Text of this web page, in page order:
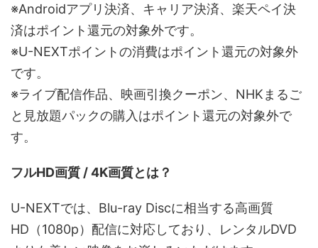
※Androidアプリ決済、キャリア決済、楽天ペイ決
済はポイント還元の対象外です。
※U-NEXTポイントの消費はポイント還元の対象外
です。
※ライブ配信作品、映画引換クーポン、NHKまるご
と見放題パックの購入はポイント還元の対象外で
す。
フルHD画質 / 4K画質とは？
U-NEXTでは、Blu-ray Discに相当する高画質
HD（1080p）配信に対応しており、レンタルDVD